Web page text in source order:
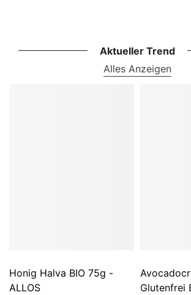
Aktueller Trend
Alles Anzeigen
Honig Halva BIO 75g -
ALLOS
Glutenfrei